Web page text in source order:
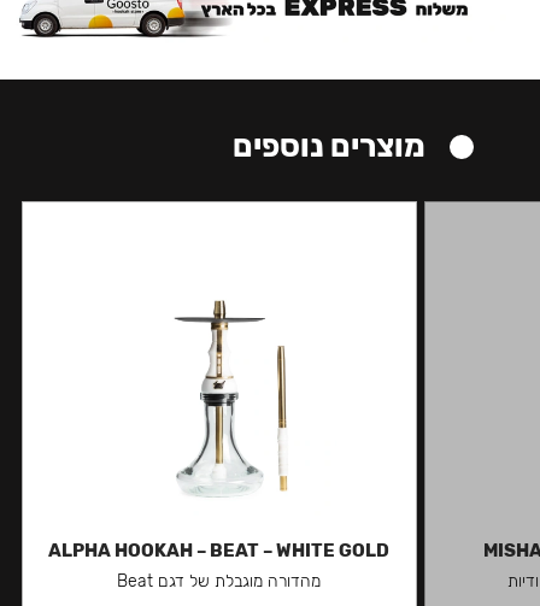
מוצרים נוספים
ALPHA HOOKAH – BEAT – WHITE GOLD
מהדורה מוגבלת של דגם Beat